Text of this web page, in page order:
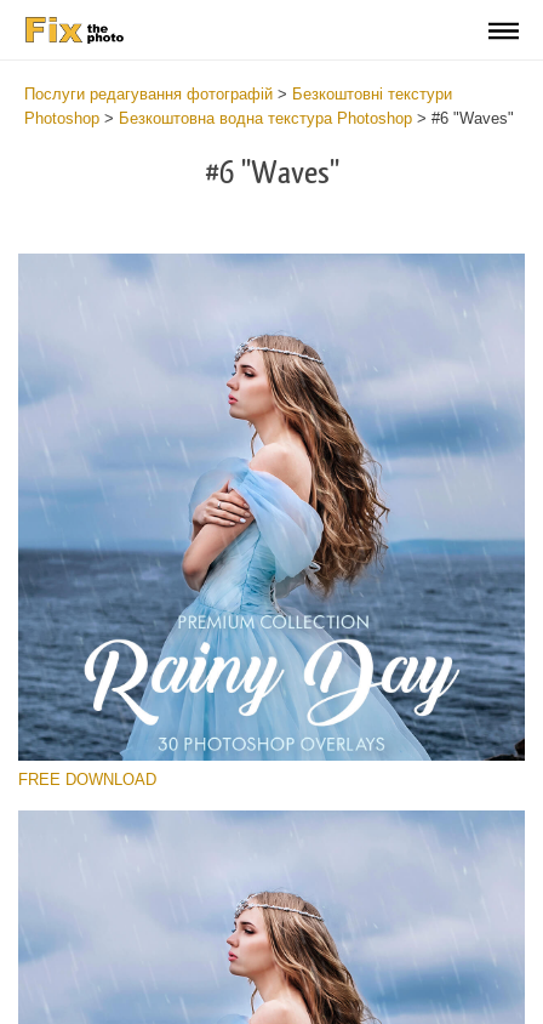
Послуги редагування фотографій > Безкоштовні текстури
Photoshop > Безкоштовна водна текстура Photoshop > #6 "Waves"
#6 "Waves"
Please select
Free Photoshop Overlay
Small 800*533px
Rain Day
(30 Overlays)
Entire Collection
Free download
FREE DOWNLOAD